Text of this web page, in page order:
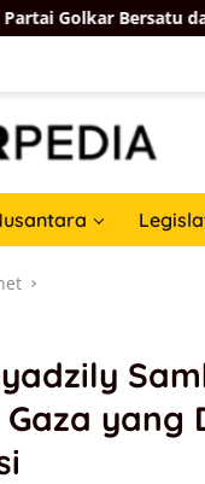
Bersatu dan
yang